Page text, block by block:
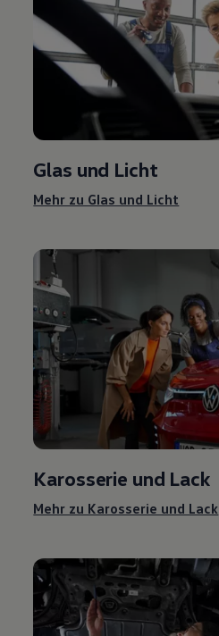
Glas und Licht
Mehr zu Glas und Licht
Karosserie und Lack
Mehr zu Karosserie und Lack